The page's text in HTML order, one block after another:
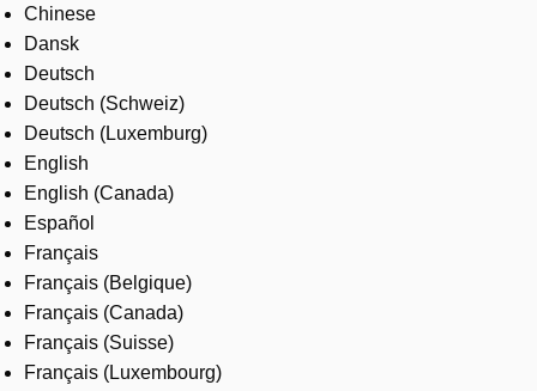
Industries
Services
About us
Where to buy
Contact us
Careers
Chinese
Dansk
Deutsch
Deutsch (Schweiz)
Deutsch (Luxemburg)
English
English (Canada)
Español
Français
Français (Belgique)
Français (Canada)
Français (Suisse)
Français (Luxembourg)